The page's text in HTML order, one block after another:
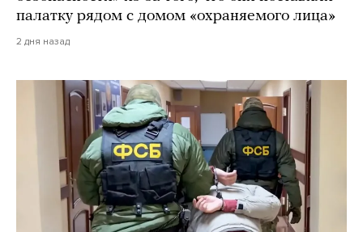
палатку рядом с домом «охраняемого лица»
2 дня назад